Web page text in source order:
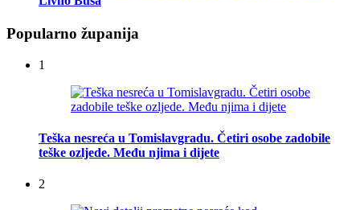
Popularno županija
1
Teška nesreća u Tomislavgradu. Četiri osobe zadobile
teške ozljede. Među njima i dijete
2